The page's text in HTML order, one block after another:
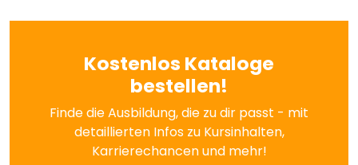
Kostenlos Kataloge
bestellen!
Finde die Ausbildung, die zu dir passt - mit
detaillierten Infos zu Kursinhalten,
Karrierechancen und mehr!